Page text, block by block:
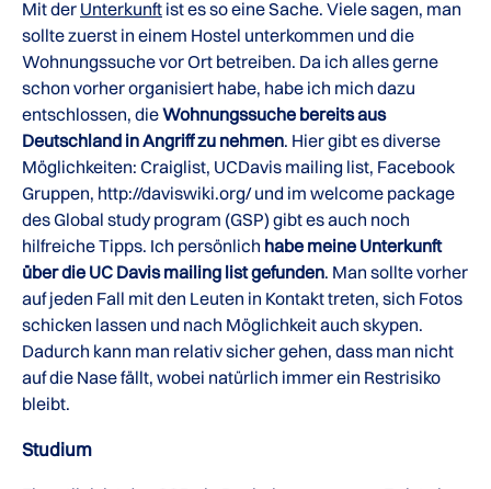
Mit der Unterkunft ist es so eine Sache. Viele sagen, man
sollte zuerst in einem Hostel unterkommen und die
Wohnungssuche vor Ort betreiben. Da ich alles gerne
schon vorher organisiert habe, habe ich mich dazu
entschlossen, dieWohnungssuche bereits aus
Deutschland in Angriff zu nehmen. Hier gibt es diverse
Möglichkeiten: Craiglist, UCDavis mailing list, Facebook
Gruppen, http://daviswiki.org/ und im welcome package
des Global study program (GSP) gibt es auch noch
hilfreiche Tipps. Ich persönlich habe meine Unterkunft
über die UC Davis mailing list gefunden. Man sollte vorher
auf jeden Fall mit den Leuten in Kontakt treten, sich Fotos
schicken lassen und nach Möglichkeit auch skypen.
Dadurch kann man relativ sicher gehen, dass man nicht
auf die Nase fällt, wobei natürlich immer ein Restrisiko
bleibt.
Studium